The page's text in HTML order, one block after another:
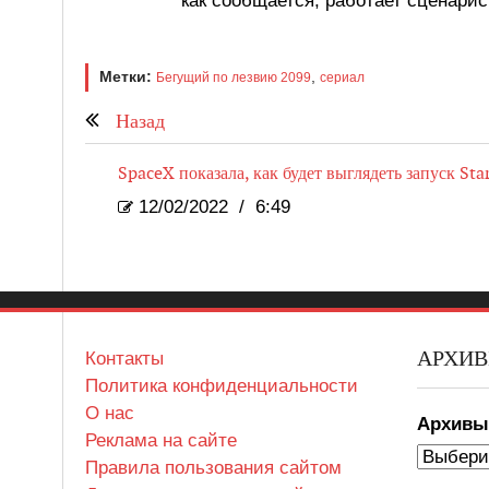
Метки: Бегущий по лезвию 2099 сериал
Назад
SpaceX показала, как будет выглядеть запуск
12/02/2022 / 6:49
Контакты
Политика конфиденциальности
О нас
Реклама на сайте
Правила пользования сайтом
Архивы